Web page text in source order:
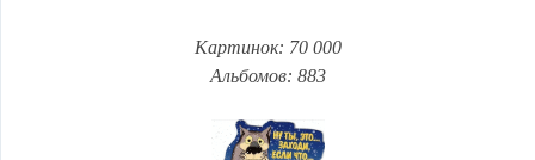
Картинок: 70 000
Альбомов: 883